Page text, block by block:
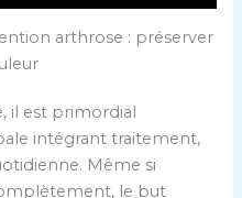
arthrose : préserver
il est primordial
intégrant traitement,
Même si
le but